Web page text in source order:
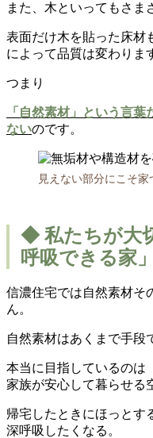
また、木といってもさま
表面だけ木を貼った床材
によって品質は変わりま
つまり
「自然素材」という言
ないのです。
見えない部分にこそ
◆ 私たちが大
呼吸できる家」
信濃住宅では自然素材そ
ん。
自然素材はあくまで手段
本当に目指しているのは
家族が安心して暮らせる
帰宅したときにほっとす
深呼吸したくなる。